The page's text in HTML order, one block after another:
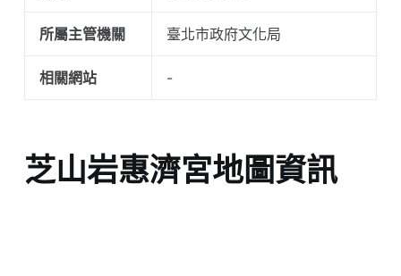
所屬主管機關 臺北市政府文化局
相關網站 -
芝山岩惠濟宮地圖資訊